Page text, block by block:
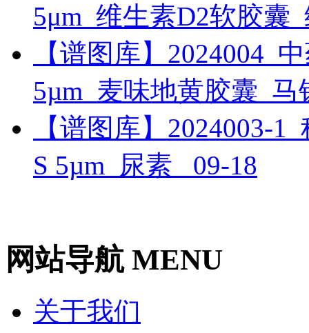
5μm_维生素D2软胶囊
【谱图库】2024004_
5µm_麦味地黄胶囊_
【谱图库】2024003-
S 5µm_尿素_ 09-18
网站导航 MENU
关于我们